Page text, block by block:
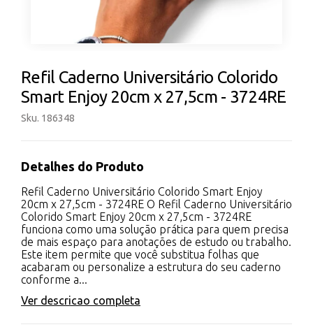
Refil Caderno Universitário Colorido
Smart Enjoy 20cm x 27,5cm - 3724RE
Sku. 186348
Detalhes do Produto
Refil Caderno Universitário Colorido Smart Enjoy
20cm x 27,5cm - 3724RE O Refil Caderno Universitário
Colorido Smart Enjoy 20cm x 27,5cm - 3724RE
funciona como uma solução prática para quem precisa
de mais espaço para anotações de estudo ou trabalho.
Este item permite que você substitua folhas que
acabaram ou personalize a estrutura do seu caderno
conforme a...
Ver descricao completa